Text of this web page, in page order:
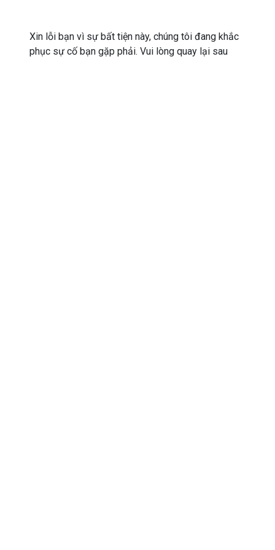
Xin lỗi bạn vì sự bất tiện này, chúng tôi đang khắc
phục sự cố bạn gặp phải. Vui lòng quay lại sau